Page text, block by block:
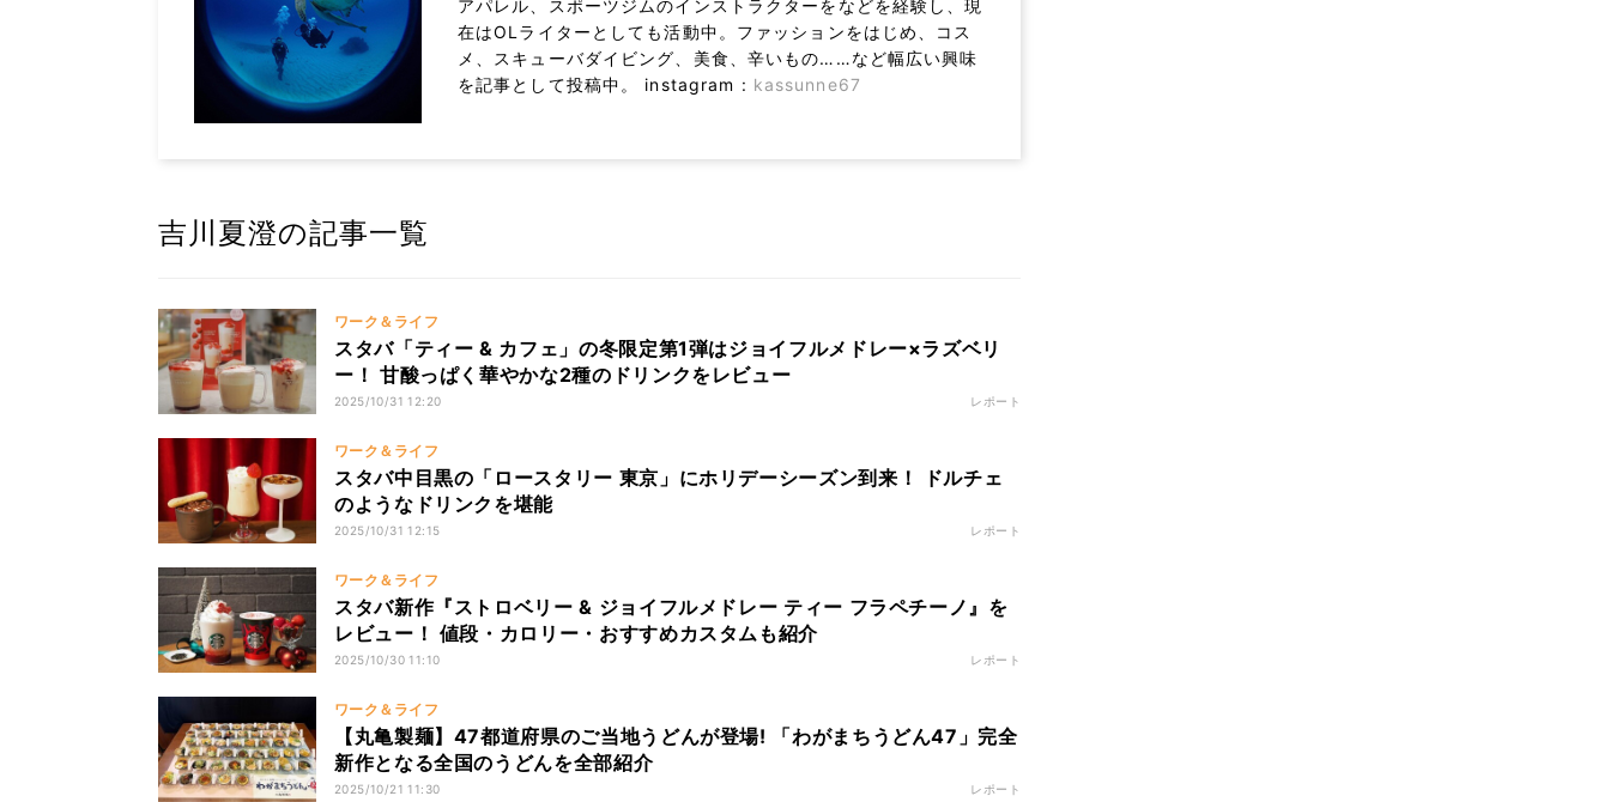
アパレル、スポーツジムのインストラクターをなどを経験し、現
在はOLライターとしても活動中。ファッションをはじめ、コス
メ、スキューバダイビング、美食、辛いもの……など幅広い興味
を記事として投稿中。 instagram : kassunne67
吉川夏澄の記事一覧
ワーク＆ライフ
スタバ「ティー & カフェ」の冬限定第1弾はジョイフルメドレー×ラズベリ
ー！ 甘酸っぱく華やかな2種のドリンクをレビュー
2025/10/31 12:20 レポート
ワーク＆ライフ
スタバ中目黒の「ロースタリー 東京」にホリデーシーズン到来！ ドルチェ
のようなドリンクを堪能
2025/10/31 12:15 レポート
ワーク＆ライフ
スタバ新作『ストロベリー & ジョイフルメドレー ティー フラペチーノ』を
レビュー！ 値段・カロリー・おすすめカスタムも紹介
2025/10/30 11:10 レポート
ワーク＆ライフ
【丸亀製麺】47都道府県のご当地うどんが登場! 「わがまちうどん47」完全
新作となる全国のうどんを全部紹介
2025/10/21 11:30 レポート